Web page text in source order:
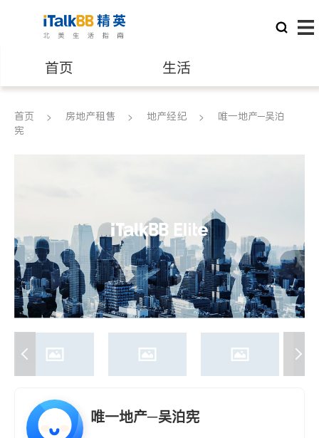
首页 生活
医生 律师
养老 非盈利组织
首页 房地产租售 地产经纪
唯一地产─吴泊
宪
唯一地产─吴泊宪